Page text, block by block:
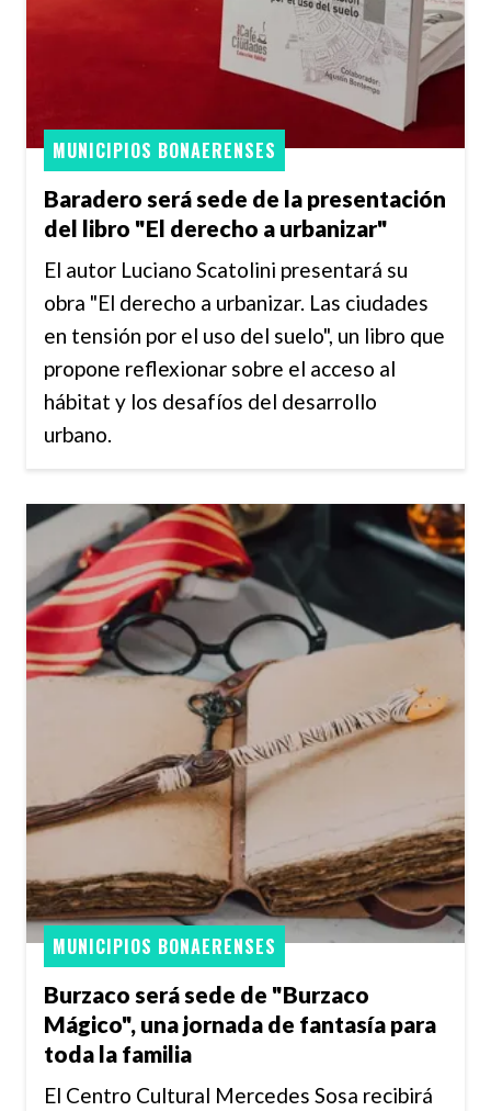
Baradero será sede de la presentación
del libro "El derecho a urbanizar"
MUNICIPIOS BONAERENSES
El autor Luciano Scatolini presentará su
obra "El derecho a urbanizar. Las ciudades
en tensión por el uso del suelo", un libro que
propone reflexionar sobre el acceso al
hábitat y los desafíos del desarrollo
urbano.
Burzaco será sede de "Burzaco
Mágico", una jornada de fantasía para
toda la familia
MUNICIPIOS BONAERENSES
El Centro Cultural Mercedes Sosa recibirá